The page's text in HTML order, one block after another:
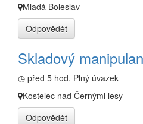
Mladá Boleslav
Odpovědět
Skladový
◷ před 5 hod. Plný úvazek
Kostelec nad Černými lesy
Odpovědět